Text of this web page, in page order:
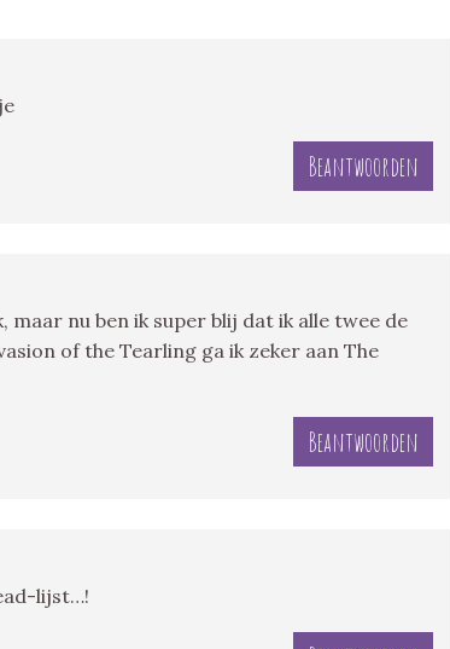
Beantwoorden
maar nu ben ik super blij dat ik alle twee de
of the Tearling ga ik zeker aan The
Beantwoorden
lijst…!